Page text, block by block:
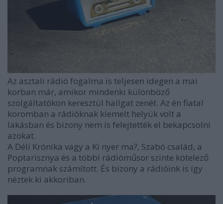
Az asztali rádió fogalma is teljesen idegen a mai
korban már, amikor mindenki különböző
szolgáltatókon keresztül hallgat zenét. Az én fiatal
koromban a rádióknak kiemelt helyük volt a
lakásban és bizony nem is felejtették el bekapcsolni
azokat.
A Déli Krónika vagy a Ki nyer ma?, Szabó család, a
Poptarisznya és a többi rádióműsor szinte kötelező
programnak számított. És bizony a rádióink is így
néztek ki akkoriban.